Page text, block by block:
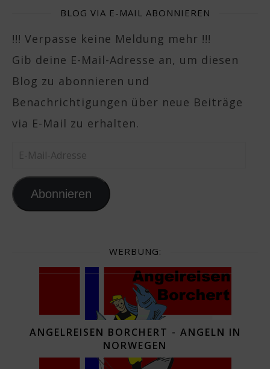
BLOG VIA E-MAIL ABONNIEREN
!!! Verpasse keine Meldung mehr !!!
Gib deine E-Mail-Adresse an, um diesen
Blog zu abonnieren und
Benachrichtigungen über neue Beiträge
via E-Mail zu erhalten.
E-Mail-Adresse
Abonnieren
WERBUNG:
ANGELREISEN BORCHERT - ANGELN IN
NORWEGEN